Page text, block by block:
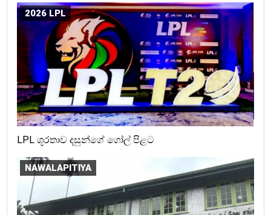
2026 LPL
LPL ශූරතාව දසුන්ගේ ගෝල් පිළට
NAWALAPITIYA